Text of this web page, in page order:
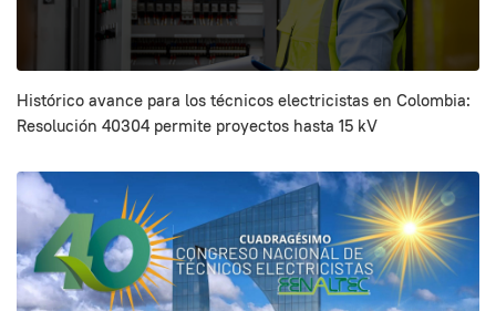
Histórico avance para los técnicos electricistas en Colombia:
Resolución 40304 permite proyectos hasta 15 kV